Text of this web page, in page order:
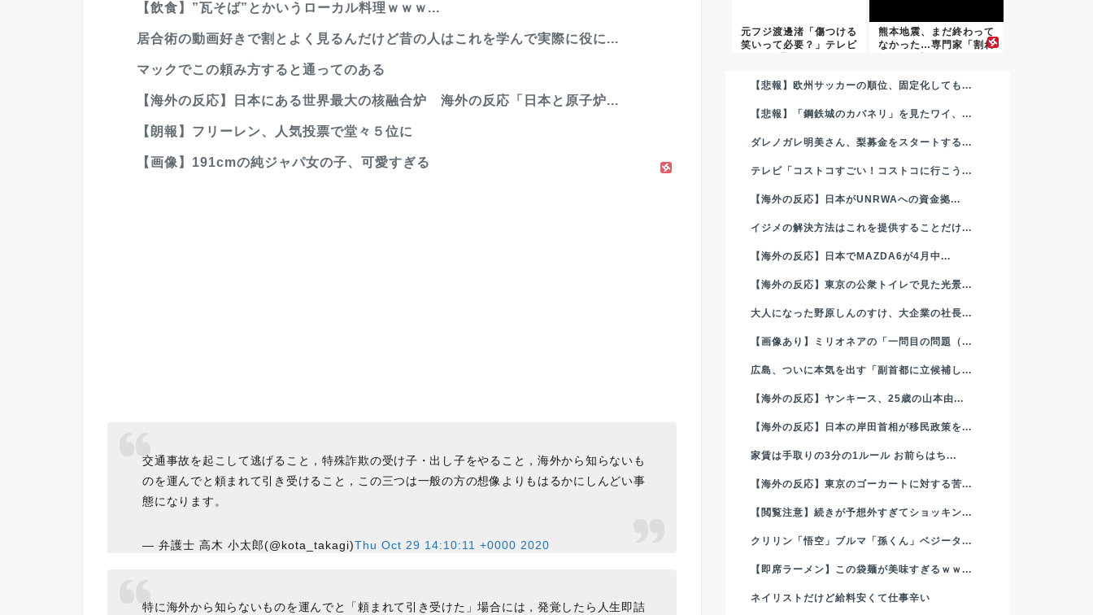
【飲食】”瓦そば”とかいうローカル料理ｗｗｗ...
居合術の動画好きで割とよく見るんだけど昔の人はこれを学んで実際に役に...
マックでこの頼み方すると通ってのある
【海外の反応】日本にある世界最大の核融合炉 海外の反応「日本と原子炉...
【朗報】フリーレン、人気投票で堂々５位に
【画像】191cmの純ジャパ女の子、可愛すぎる
交通事故を起こして逃げること，特殊詐欺の受け子・出し子をやること，海外から知らないも
のを運んでと頼まれて引き受けること，この三つは一般の方の想像よりもはるかにしんどい事
態になります。
— 弁護士 高木 小太郎(@kota_takagi)Thu Oct 29 14:10:11 +0000 2020
特に海外から知らないものを運んでと「頼まれて引き受けた」場合には，発覚したら人生即詰
元フジ渡邊渚「傷つける
笑いって必要？」テレビ
熊本地震、まだ終わって
なかった…専門家「割れ
【悲報】欧州サッカーの順位、固定化しても...
【悲報】「鋼鉄城のカバネリ」を見たワイ、...
ダレノガレ明美さん、梨募金をスタートする...
テレビ「コストコすごい！コストコに行こう...
【海外の反応】日本がUNRWAへの資金拠...
イジメの解決方法はこれを提供することだけ...
【海外の反応】日本でMAZDA6が4月中...
【海外の反応】東京の公衆トイレで見た光景...
大人になった野原しんのすけ、大企業の社長...
【画像あり】ミリオネアの「一問目の問題（...
広島、ついに本気を出す「副首都に立候補し...
【海外の反応】ヤンキース、25歳の山本由...
【海外の反応】日本の岸田首相が移民政策を...
家賃は手取りの3分の1ルール お前らはち...
【海外の反応】東京のゴーカートに対する苦...
【閲覧注意】続きが予想外すぎてショッキン...
クリリン「悟空」ブルマ「孫くん」ベジータ...
【即席ラーメン】この袋麺が美味すぎるｗｗ...
ネイリストだけど給料安くて仕事辛い